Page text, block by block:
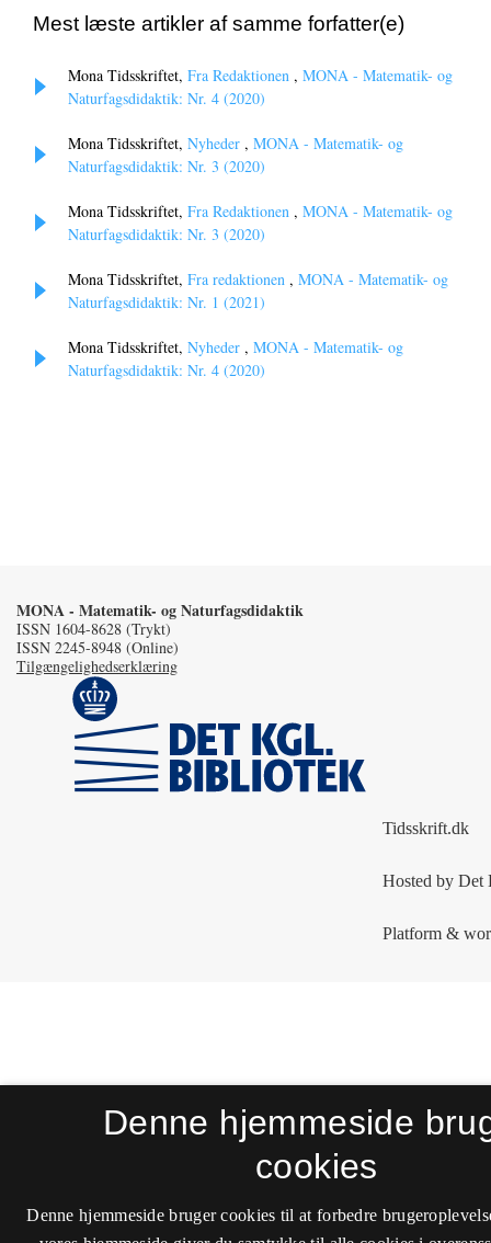
Mest læste artikler af samme forfatter(e)
Mona Tidsskriftet, Fra Redaktionen , MONA - Matematik- og
Naturfagsdidaktik: Nr. 4 (2020)
Mona Tidsskriftet, Nyheder , MONA - Matematik- og
Naturfagsdidaktik: Nr. 3 (2020)
Mona Tidsskriftet, Fra Redaktionen , MONA - Matematik- og
Naturfagsdidaktik: Nr. 3 (2020)
Mona Tidsskriftet, Fra redaktionen , MONA - Matematik- og
Naturfagsdidaktik: Nr. 1 (2021)
Mona Tidsskriftet, Nyheder , MONA - Matematik- og
Naturfagsdidaktik: Nr. 4 (2020)
MONA - Matematik- og Naturfagsdidaktik
ISSN 1604-8628 (Trykt)
ISSN 2245-8948 (Online)
Tilgængelighedserklæring
Denne hjemmeside
cookies
Denne hjemmeside bruger cookies til at forbedre